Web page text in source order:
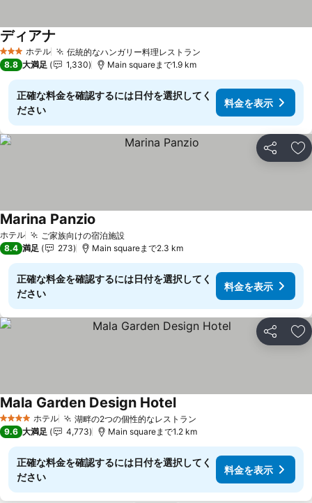
3 ホテルのランク
ホテル 伝統的なハンガリー料理レストラン
ディアナ
8.8 大満足 1,330 Main squareまで1.9 km
正確な料金を確認するには日付を選択してく
ださい
料金を表示
シェア お
ホテル ご家族向けの宿泊施設
Marina Panzio
8.4 満足 273 Main squareまで2.3 km
正確な料金を確認するには日付を選択してく
ださい
料金を表示
シェア お
4 ホテルのランク
ホテル 湖畔の2つの個性的なレストラン
Mala Garden Design Hotel
9.6 大満足 4,773 Main squareまで1.2 km
正確な料金を確認するには日付を選択してく
ださい
料金を表示